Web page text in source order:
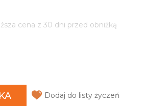
cena z 30 dni przed obniżką
Dodaj do listy życzeń